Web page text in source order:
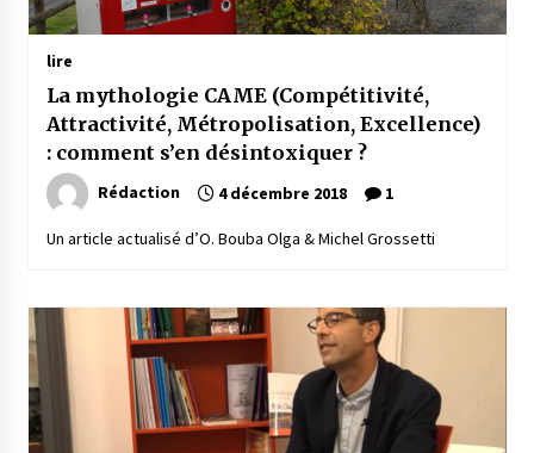
lire
La mythologie CAME (Compétitivité,
Attractivité, Métropolisation, Excellence)
: comment s’en désintoxiquer ?
Rédaction 4 décembre 2018 1
Un article actualisé d’O. Bouba Olga & Michel Grossetti